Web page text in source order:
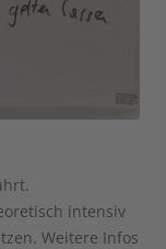
intensiv
Weitere Infos